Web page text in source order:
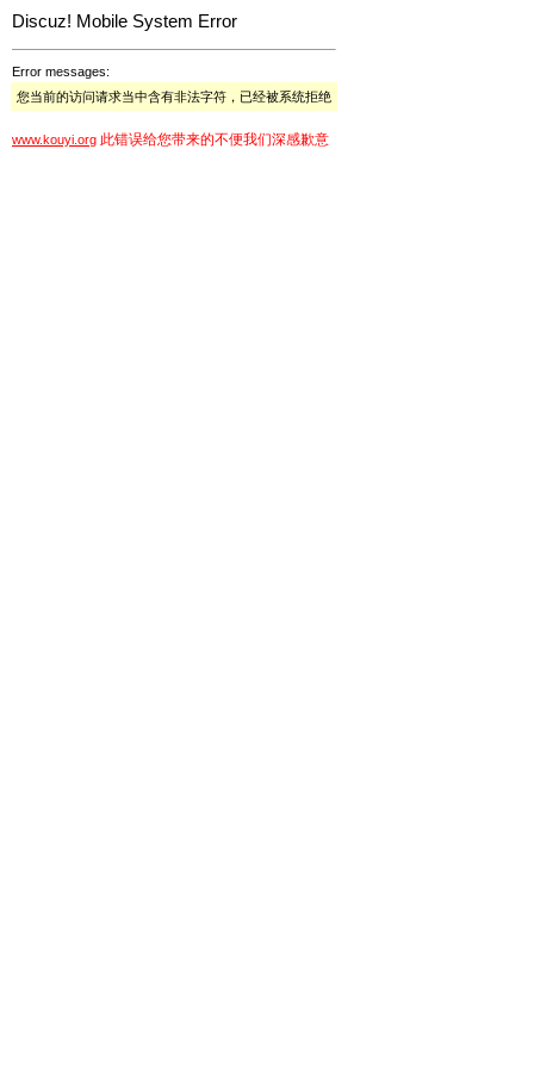
Discuz! Mobile System Error
Error messages:
您当前的访问请求当中含有非法字符，已经被系统拒绝
www.kouyi.org 此错误给您带来的不便我们深感歉意